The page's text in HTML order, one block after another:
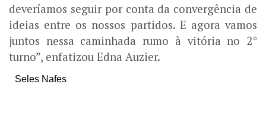
deveríamos seguir por conta da convergência de
ideias entre os nossos partidos. E agora vamos
juntos nessa caminhada rumo à vitória no 2°
turno”, enfatizou Edna Auzier.
Seles Nafes